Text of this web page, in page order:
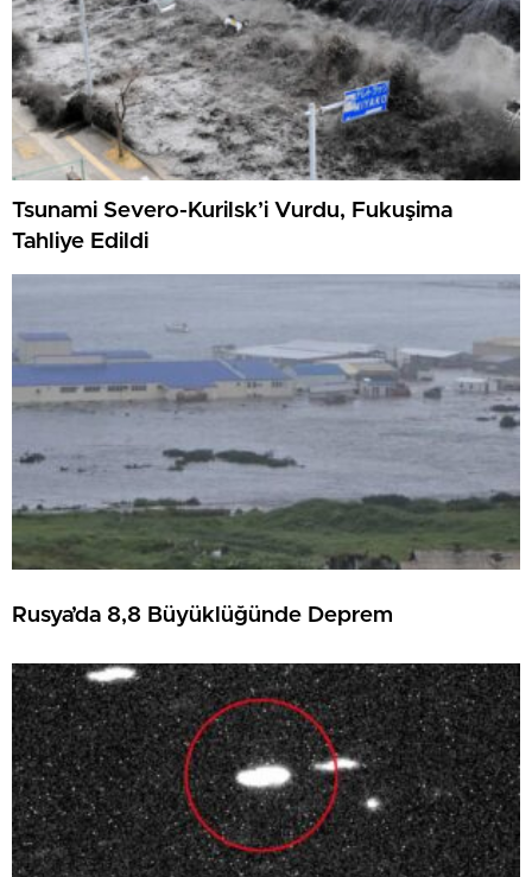
Tsunami Severo-Kurilsk’i Vurdu, Fukuşima
Tahliye Edildi
Rusya’da 8,8 Büyüklüğünde Deprem